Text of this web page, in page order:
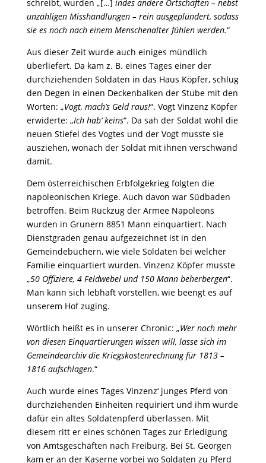
schreibt, wurden „[…] indes andere Ortschaften – nebst
unzähligen Misshandlungen – rein ausgeplündert, sodass
sie es noch nach einem Menschenalter fühlen werden.“
Aus dieser Zeit wurde auch einiges mündlich
überliefert. Da kam z. B. eines Tages einer der
durchziehenden Soldaten in das Haus Köpfer, schlug
den Degen in einen Deckenbalken der Stube mit den
Worten: „Vogt, mach’s Geld raus!“. Vogt Vinzenz Köpfer
erwiderte: „Ich hab‘ keins“. Da sah der Soldat wohl die
neuen Stiefel des Vogtes und der Vogt musste sie
ausziehen, wonach der Soldat mit ihnen verschwand
damit.
Dem österreichischen Erbfolgekrieg folgten die
napoleonischen Kriege. Auch davon war Südbaden
betroffen. Beim Rückzug der Armee Napoleons
wurden in Grunern 8851 Mann einquartiert. Nach
Dienstgraden genau aufgezeichnet ist in den
Gemeindebüchern, wie viele Soldaten bei welcher
Familie einquartiert wurden. Vinzenz Köpfer musste
„50 Offiziere, 4 Feldwebel und 150 Mann beherbergen“.
Man kann sich lebhaft vorstellen, wie beengt es auf
unserem Hof zuging.
Wörtlich heißt es in unserer Chronic: „Wer noch mehr
von diesen Einquartierungen wissen will, lasse sich im
Gemeindearchiv die Kriegskostenrechnung für 1813 –
1816 aufschlagen.“
Auch wurde eines Tages Vinzenz‘ junges Pferd von
durchziehenden Einheiten requiriert und ihm wurde
dafür ein altes Soldatenpferd überlassen. Mit
diesem ritt er eines schönen Tages zur Erledigung
von Amtsgeschäften nach Freiburg. Bei St. Georgen
kam er an der Kaserne vorbei wo Soldaten zu Pferd